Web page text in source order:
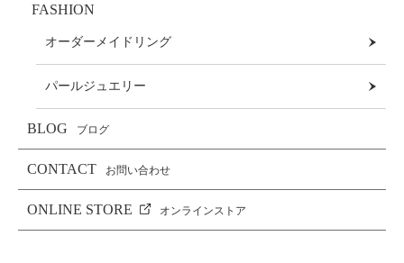
FASHION
オーダーメイドリング
パールジュエリー
BLOG ブログ
CONTACT お問い合わせ
ONLINE STORE オンラインストア